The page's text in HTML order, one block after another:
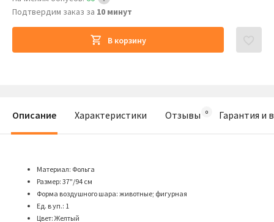
Подтвердим заказ за 10 минут
В корзину
Описание Характеристики Отзывы Гарантия и
Материал: Фольга
Размер: 37"/94 см
Форма воздушного шара: животные; фигурная
Ед. в уп.: 1
Цвет: Желтый